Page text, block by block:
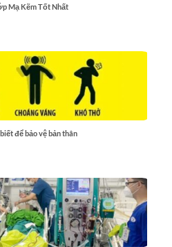
Mạ Kẽm Tốt Nhất
để bảo vệ bản thân